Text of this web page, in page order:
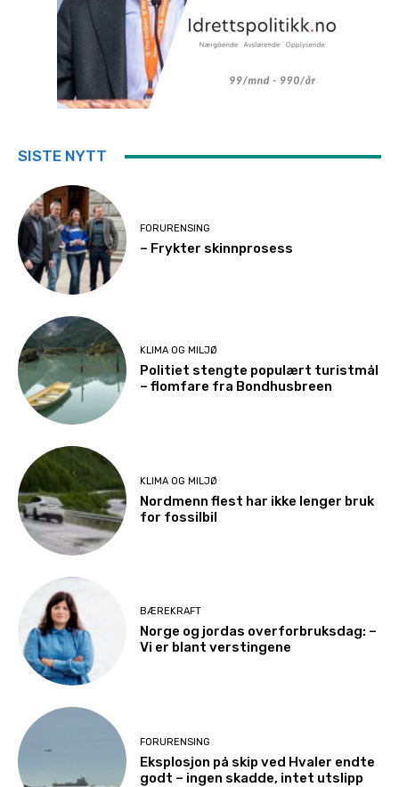
SISTE NYTT
FORURENSING
– Frykter skinnprosess
KLIMA OG MILJØ
Politiet stengte populært turistmål
– flomfare fra Bondhusbreen
KLIMA OG MILJØ
Nordmenn flest har ikke lenger bruk
for fossilbil
BÆREKRAFT
Norge og jordas overforbruksdag: –
Vi er blant verstingene
FORURENSING
Eksplosjon på skip ved Hvaler endte
godt – ingen skadde, intet utslipp